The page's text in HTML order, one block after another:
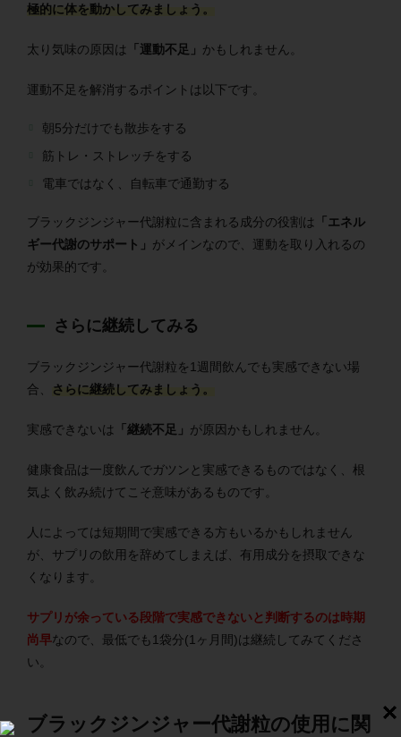
極的に体を動かしてみましょう。
太り気味の原因は 「運動不足」 かもしれません。
運動不足を解消するポイントは以下です。
朝5分だけでも散歩をする
筋トレ・ストレッチをする
電車ではなく、自転車で通勤する
ブラックジンジャー代謝粒に含まれる成分の役割は
「エネル
ギー代謝のサポート」 がメインなので、運動を取り入れるの
が効果的です。
さらに継続してみる
ブラックジンジャー代謝粒を1週間飲んでも実感できない場
合、
さらに継続してみましょう。
実感できないは 「継続不足」 が原因かもしれません。
健康食品は一度飲んでガツンと実感できるものではなく、根
気よく飲み続けてこそ意味があるものです。
人によっては短期間で実感できる方もいるかもしれません
が、サプリの飲用を辞めてしまえば、有用成分を摂取できな
くなります。
サプリが余っている段階で実感できないと判断するのは時期
尚早なので、最低でも1袋分(1ヶ月間)は継続してみてくださ
い。
ブラックジンジャー代謝粒の使用に関